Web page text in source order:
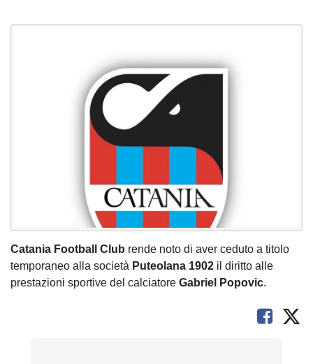
Catania Football Club rende noto di aver ceduto a titolo
temporaneo alla società Puteolana 1902 il diritto alle
prestazioni sportive del calciatore Gabriel Popovic.